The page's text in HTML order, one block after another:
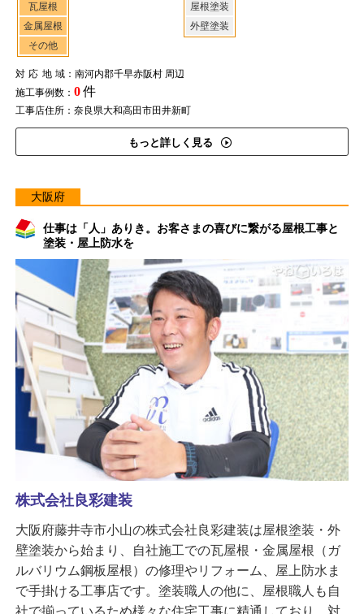
瓦屋根
金属屋根
その他
屋根塗装
外壁塗装
対応地域：南河内郡千早赤阪村 周辺
施工事例数： 0件
工事店住所：奈良県大和高田市田井新町
もっと詳しく見る
大阪府
仕事は「人」ありき。お客さまの喜びに繋がる屋根工事と
塗装・屋上防水を
株式会社良彩建装
大阪府藤井寺市小山の株式会社良彩建装は屋根塗装・外
壁塗装から始まり、自社施工での瓦屋根・金属屋根（ガ
ルバリウム鋼板屋根）の修理やリフォーム、屋上防水ま
で手掛ける工事店です。塗装職人の他に、屋根職人も自
社で揃っているため様々な住宅工事に精通しており、対